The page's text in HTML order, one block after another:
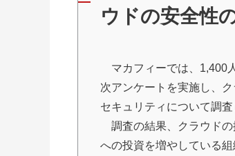
ウドの安全性
マカフィーでは、1,400
次アンケートを実施し、
セキュリティについて調査
調査の結果、クラウドの
への投資を増やしている組